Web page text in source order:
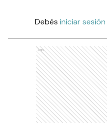
Debés iniciar sesión
Ads